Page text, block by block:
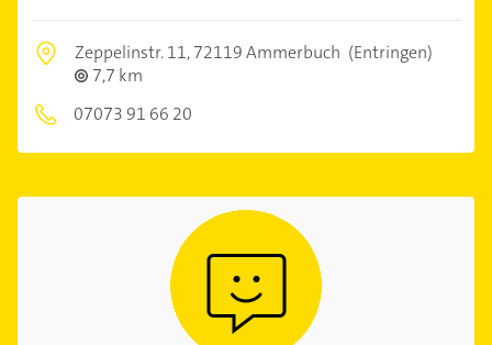
Zeppelinstr. 11,72119 Ammerbuch (Entringen)
7,7 km
07073 91 66 20